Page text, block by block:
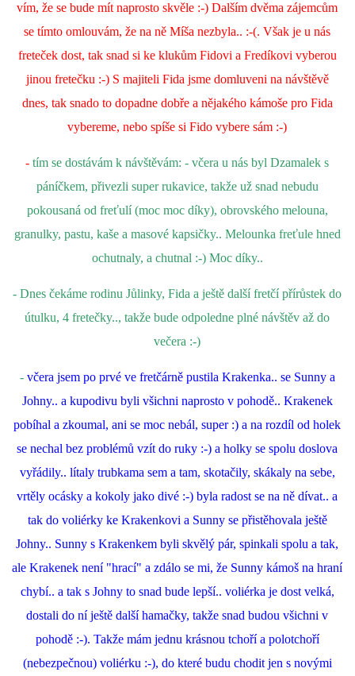
vím, že se bude mít naprosto skvěle :-) Dalším dvěma zájemcům
se tímto omlouvám, že na ně Míša nezbyla.. :-(. Však je u nás
freteček dost, tak snad si ke klukům Fidovi a Fredíkovi vyberou
jinou fretečku :-) S majiteli Fida jsme domluveni na návštěvě
dnes, tak snado to dopadne dobře a nějakého kámoše pro Fida
vybereme, nebo spíše si Fido vybere sám :-)
- tím se dostávám k návštěvám: - včera u nás byl Dzamalek s
páníčkem, přivezli super rukavice, takže už snad nebudu
pokousaná od freťulí (moc moc díky), obrovského melouna,
granulky, pastu, kaše a masové kapsičky.. Melounka freťule hned
ochutnaly, a chutnal :-) Moc díky..
- Dnes čekáme rodinu Jůlinky, Fida a ještě další fretčí přírůstek do
útulku, 4 fretečky.., takže bude odpoledne plné návštěv až do
večera :-)
- včera jsem po prvé ve fretčárně pustila Krakenka.. se Sunny a
Johny.. a kupodivu byli všichni naprosto v pohodě.. Krakenek
pobíhal a zkoumal, ani se moc nebál, super :) a na rozdíl od holek
se nechal bez problémů vzít do ruky :-) a holky se spolu doslova
vyřádily.. lítaly trubkama sem a tam, skotačily, skákaly na sebe,
vrtěly ocásky a kokoly jako divé :-) byla radost se na ně dívat.. a
tak do voliérky ke Krakenkovi a Sunny se přistěhovala ještě
Johny.. Sunny s Krakenkem byli skvělý pár, spinkali spolu a tak,
ale Krakenek není "hrací" a zdálo se mi, že Sunny kámoš na hraní
chybí.. a tak s Johny to snad bude lepší.. voliérka je dost velká,
dostali do ní ještě další hamačky, takže snad budou všichni v
pohodě :-). Takže mám jednu krásnou tchoří a polotchoří
(nebezpečnou) voliérku :-), do které budu chodit jen s novými